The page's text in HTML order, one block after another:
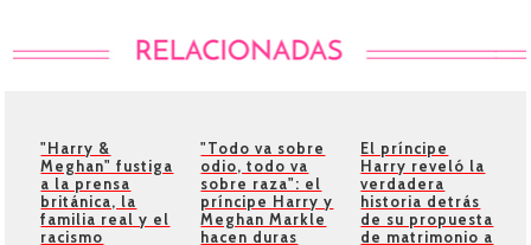
"Harry &
Meghan" fustiga
a la prensa
británica, la
familia real y el
racismo
"Todo va sobre
odio, todo va
sobre raza": el
príncipe Harry y
Meghan Markle
hacen duras
El príncipe
Harry reveló la
verdadera
historia detrás
de su propuesta
de matrimonio a